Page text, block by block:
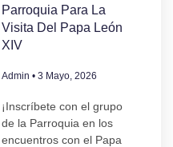
Parroquia Para La
Visita Del Papa León
XIV
Admin 3 Mayo, 2026
¡Inscríbete con el grupo
de la Parroquia en los
encuentros con el Papa